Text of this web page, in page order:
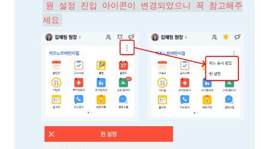
원 설정 진입 아이콘이 변경되었으니 꼭 참고해주
세요